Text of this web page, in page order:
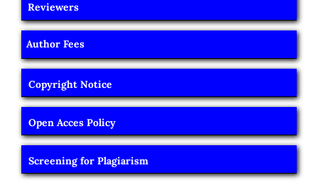
Reviewers
Author Fees
Copyright Notice
Open Acces Policy
Screening for Plagiarism